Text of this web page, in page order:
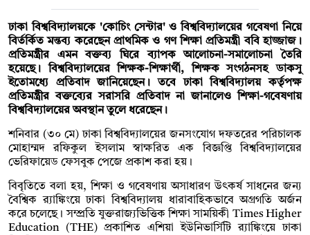
ঢাকা বিশ্ববিদ্যালয়কে 'কোচিং সেন্টার' ও বিশ্ববিদ্যালয়ের গবেষণা নিয়ে
বির্তর্কিত মন্তব্য করেছেন প্রাথমিক ও গণ শিক্ষা প্রতিমন্ত্রী ববি হাজ্জাজ।
প্রতিমন্ত্রীর এমন বক্তব্য ঘিরে ব্যাপক আলোচনা-সমালোচনা তৈরি
হয়েছে। বিশ্ববিদ্যালয়ের শিক্ষক-শিক্ষার্থী, শিক্ষক সংগঠনসহ ডাকসু
ইতোমধ্যে প্রতিবাদ জানিয়েছেন। তবে ঢাকা বিশ্ববিদ্যালয় কর্তৃপক্ষ
প্রতিমন্ত্রীর বক্তব্যের সরাসরি প্রতিবাদ না জানালেও শিক্ষা-গবেষণায়
বিশ্ববিদ্যালয়ের অবস্থান তুলে ধরেছেন।
শনিবার (৩০ মে) ঢাকা বিশ্ববিদ্যালয়ের জনসংযোগ দফতরের পরিচালক
মোহাম্মদ রফিকুল ইসলাম স্বাক্ষরিত এক বিজ্ঞপ্তি বিশ্ববিদ্যালয়ের
ভেরিফায়েড ফেসবুক পেজে প্রকাশ করা হয়।
বিবৃতিতে বলা হয়, শিক্ষা ও গবেষণায় অসাধারণ উৎকর্ষ সাধনের জন্য
বৈশ্বিক র‍্যাঙ্কিংয়ে ঢাকা বিশ্ববিদ্যালয় ধারাবাহিকভাবে অগ্রগতি অর্জন
করে চলেছে। সম্প্রতি যুক্তরাজ্যভিত্তিক শিক্ষা সাময়িকী Times Higher
Education (THE) প্রকাশিত এশিয়া ইউনিভার্সিটি র‍্যাঙ্কিংয়ে ঢাকা